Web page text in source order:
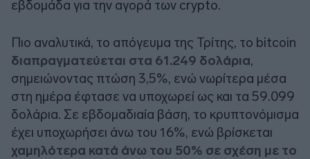
εβδομάδα για την αγορά των crypto.
Πιο αναλυτικά, το απόγευμα της Τρίτης, το bitcoin
διαπραγματεύεται στα 61.249 δολάρια,
σημειώνοντας πτώση 3,5%, ενώ νωρίτερα μέσα
στη ημέρα έφτασε να υποχωρεί ως και τα 59.099
δολάρια. Σε εβδομαδιαία βάση, το κρυπτονόμισμα
έχει υποχωρήσει άνω του 16%, ενώ βρίσκεται
χαμηλότερα κατά άνω του 50% σε σχέση με το